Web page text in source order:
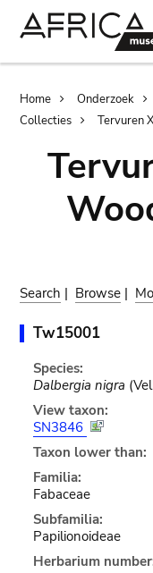
Home Onderzoek
Collecties
Tervuren
Search | Browse |
Tw15001
Species:
Dalbergia nigra
View taxon:
SN3846
Taxon lower than:
Familia:
Fabaceae
Subfamilia:
Papilionoideae
Herbarium